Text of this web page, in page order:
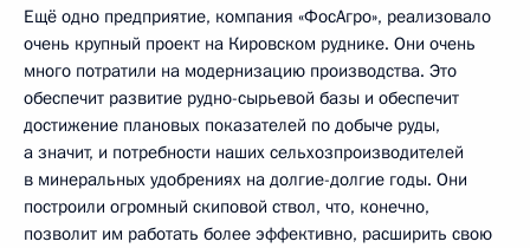
Ещё одно предприятие, компания «ФосАгро», реализовало
очень крупный проект на Кировском руднике. Они очень
много потратили на модернизацию производства. Это
обеспечит развитие рудно-сырьевой базы и обеспечит
достижение плановых показателей по добыче руды,
а значит, и потребности наших сельхозпроизводителей
в минеральных удобрениях на долгие-долгие годы. Они
построили огромный скиповой ствол, что, конечно,
позволит им работать более эффективно, расширить свою